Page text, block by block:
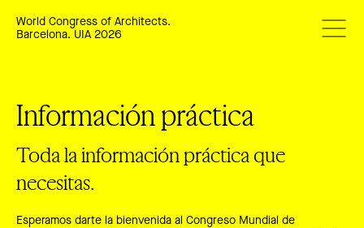
World Congress of Architects.
Barcelona. UIA 2026
Información práctica
Toda la información práctica que
necesitas.
Esperamos darte la bienvenida al Congreso Mundial de